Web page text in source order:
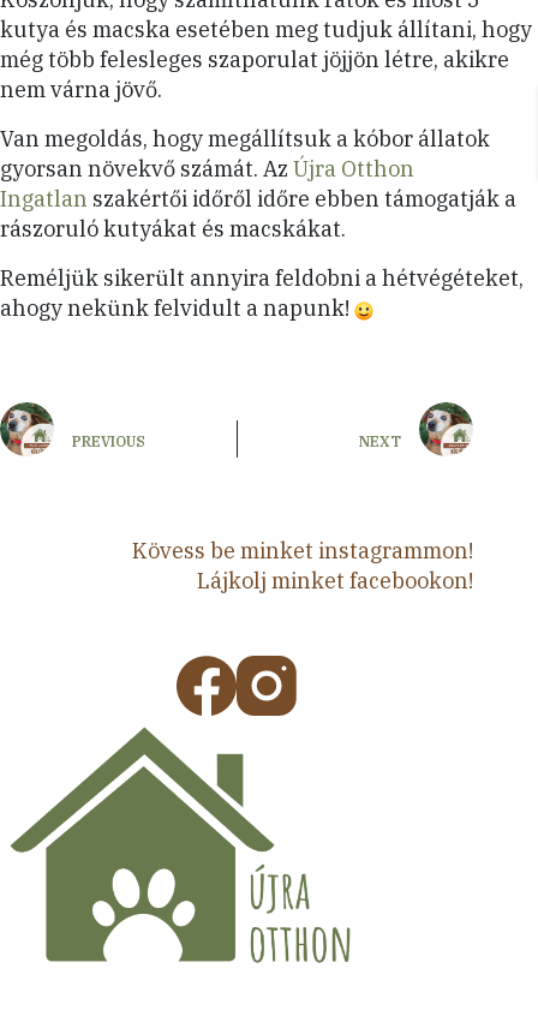
kutya és macska esetében meg tudjuk állítani, hogy
még több felesleges szaporulat jöjjön létre, akikre
nem várna jövő.
Van megoldás, hogy megállítsuk a kóbor állatok
gyorsan növekvő számát. Az Újra Otthon
Ingatlan szakértői időről időre ebben támogatják a
rászoruló kutyákat és macskákat.
Reméljük sikerült annyira feldobni a hétvégéteket,
ahogy nekünk felvidult a napunk!
PREVIOUS NEXT
Kövess be minket instagrammon!
Lájkolj minket facebookon!